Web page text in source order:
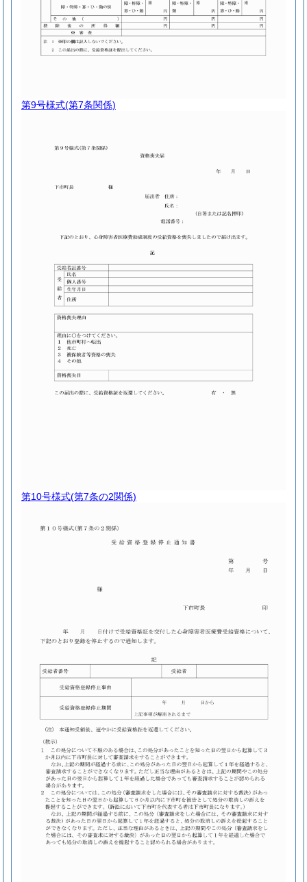
第9号様式(第7条関係)
第10号様式(第7条の2関係)